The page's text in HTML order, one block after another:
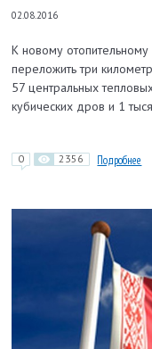
02.08.2016
К новому
переложить три
57 центральных
кубических дров и 1
0 2356 Подробнее